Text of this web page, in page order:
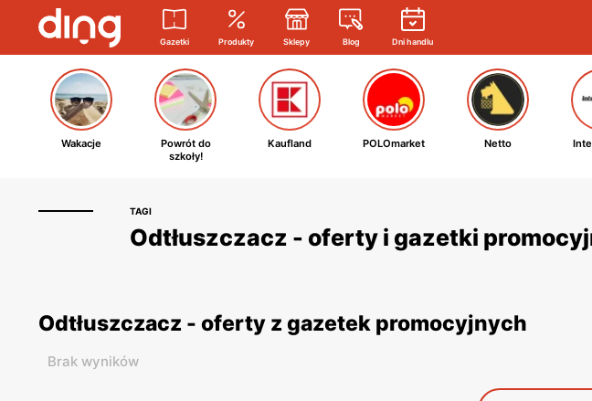
Gazetki Produkty Sklepy Blog Dni handlu
Wakacje
Powrót do
szkoły!
Kaufland POLOmarket Netto
TAGI
Odtłuszczacz - oferty i gazetki
Odtłuszczacz - oferty z gazetek promocyjnych
Brak wyników